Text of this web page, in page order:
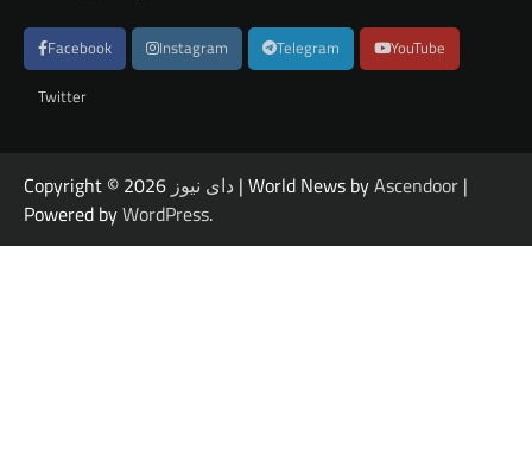
Facebook Instagram Telegram YouTube
Twitter
Copyright © 2026 دای نیوز | World News byAscendoor |
Powered byWordPress.